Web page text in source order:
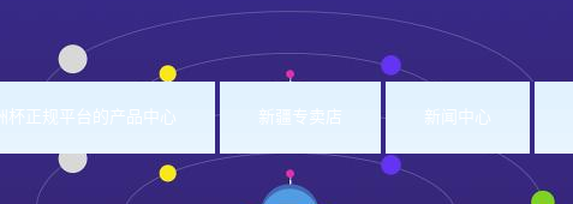
杯正规平台的产品中心 新疆专卖店 新闻中心